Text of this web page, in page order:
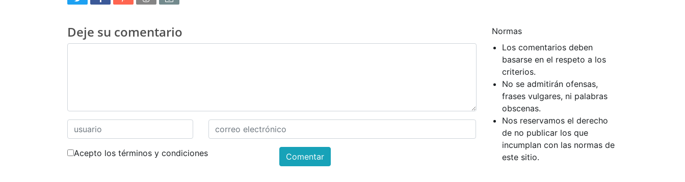
Deje su comentario
Acepto los términos y condiciones Comentar
Normas
Los comentarios deben
basarse en el respeto a los
criterios.
No se admitirán ofensas,
frases vulgares, ni palabras
obscenas.
Nos reservamos el derecho
de no publicar los que
incumplan con las normas de
este sitio.